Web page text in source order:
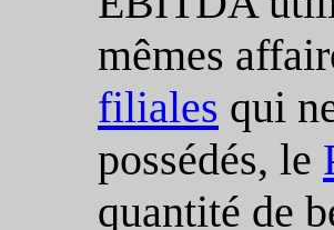
mêmes
filiales qui
possédés, le
quantité de